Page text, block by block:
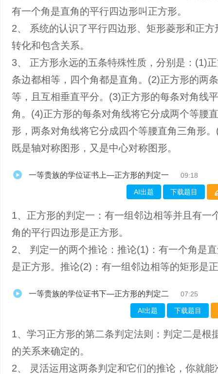
有一个角是直角的平行四边形叫正方形。
2、 系统的认识了平行四边形、矩形菱形和正方
转化和包含关系。
3、 正方形永远的五条特殊性质，分别是：(1)
条边都相等，四个角都是直角。(2)正方形的两
等，且互相垂直平分。(3)正方形的每条对角线
角。(4)正方形的每条对角线将它分成两个等腰
形，两条对角线将它分成四个等腰直角三角形
既是轴对称图形，又是中心对称图形。
一等贵族的学位证书上—正方形的判定一 09:18
AI出题 下载题目
1、正方形的判定一：有一组邻边相等并且有一
角的平行四边形是正方形。
2、 判定一的两个推论：推论(1)：有一个角是
是正方形。推论(2)：有一组邻边相等的矩形是
一等贵族的学位证书下—正方形的判定二 07:25
AI出题 下载题目
1、学习正方形的第二条判定法则：判定二是根
的关系来确定的。
2、 灵活运用这两条判定和它们的推论，你就能